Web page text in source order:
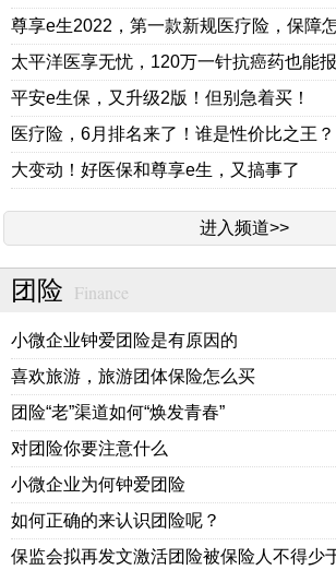
尊享e生2022，第一款新规医疗险，保障
太平洋医享无忧，120万一针抗癌药也能报
平安e生保，又升级2版！但别急着买！
医疗险，6月排名来了！谁是性价比之王？
大变动！好医保和尊享e生，又搞事了
进入频道>>
团险 Finance
小微企业钟爱团险是有原因的
喜欢旅游，旅游团体保险怎么买
团险“老”渠道如何“焕发青春”
对团险你要注意什么
小微企业为何钟爱团险
如何正确的来认识团险呢？
保监会拟再发文激活团险被保险人不得少